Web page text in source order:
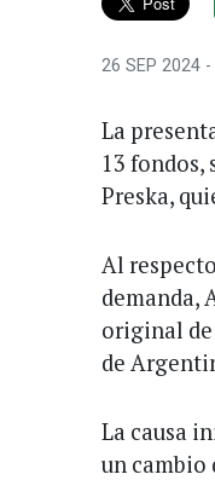
26 SEP 2024 -
La
13
Preska,
Al
demanda,
original de
de
La causa
un cambio